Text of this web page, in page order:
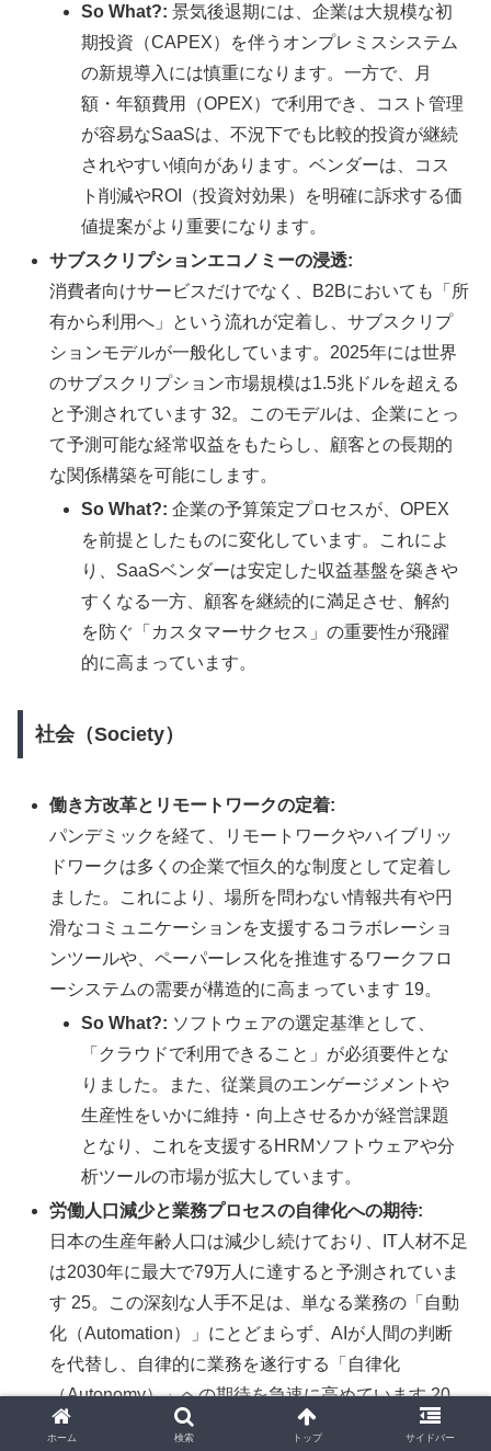
So What?: 景気後退期には、企業は大規模な初
期投資（CAPEX）を伴うオンプレミスシステム
の新規導入には慎重になります。一方で、月
額・年額費用（OPEX）で利用でき、コスト管理
が容易なSaaSは、不況下でも比較的投資が継続
されやすい傾向があります。ベンダーは、コス
ト削減やROI（投資対効果）を明確に訴求する価
値提案がより重要になります。
サブスクリプションエコノミーの浸透:
消費者向けサービスだけでなく、B2Bにおいても「所
有から利用へ」という流れが定着し、サブスクリプ
ションモデルが一般化しています。2025年には世界
のサブスクリプション市場規模は1.5兆ドルを超える
と予測されています 32。このモデルは、企業にとっ
て予測可能な経常収益をもたらし、顧客との長期的
な関係構築を可能にします。
So What?: 企業の予算策定プロセスが、OPEX
を前提としたものに変化しています。これによ
り、SaaSベンダーは安定した収益基盤を築きや
すくなる一方、顧客を継続的に満足させ、解約
を防ぐ「カスタマーサクセス」の重要性が飛躍
的に高まっています。
社会（Society）
働き方改革とリモートワークの定着:
パンデミックを経て、リモートワークやハイブリッ
ドワークは多くの企業で恒久的な制度として定着し
ました。これにより、場所を問わない情報共有や円
滑なコミュニケーションを支援するコラボレーショ
ンツールや、ペーパーレス化を推進するワークフロ
ーシステムの需要が構造的に高まっています 19。
So What?: ソフトウェアの選定基準として、
「クラウドで利用できること」が必須要件とな
りました。また、従業員のエンゲージメントや
生産性をいかに維持・向上させるかが経営課題
となり、これを支援するHRMソフトウェアや分
析ツールの市場が拡大しています。
労働人口減少と業務プロセスの自律化への期待:
日本の生産年齢人口は減少し続けており、IT人材不足
は2030年に最大で79万人に達すると予測されていま
す 25。この深刻な人手不足は、単なる業務の「自動
化（Automation）」にとどまらず、AIが人間の判断
を代替し、自律的に業務を遂行する「自律化
（Autonomy）」への期待を急速に高めています 20。
この社会的要請と、後述する生成AI
ホーム 検索 トップ サイドバー